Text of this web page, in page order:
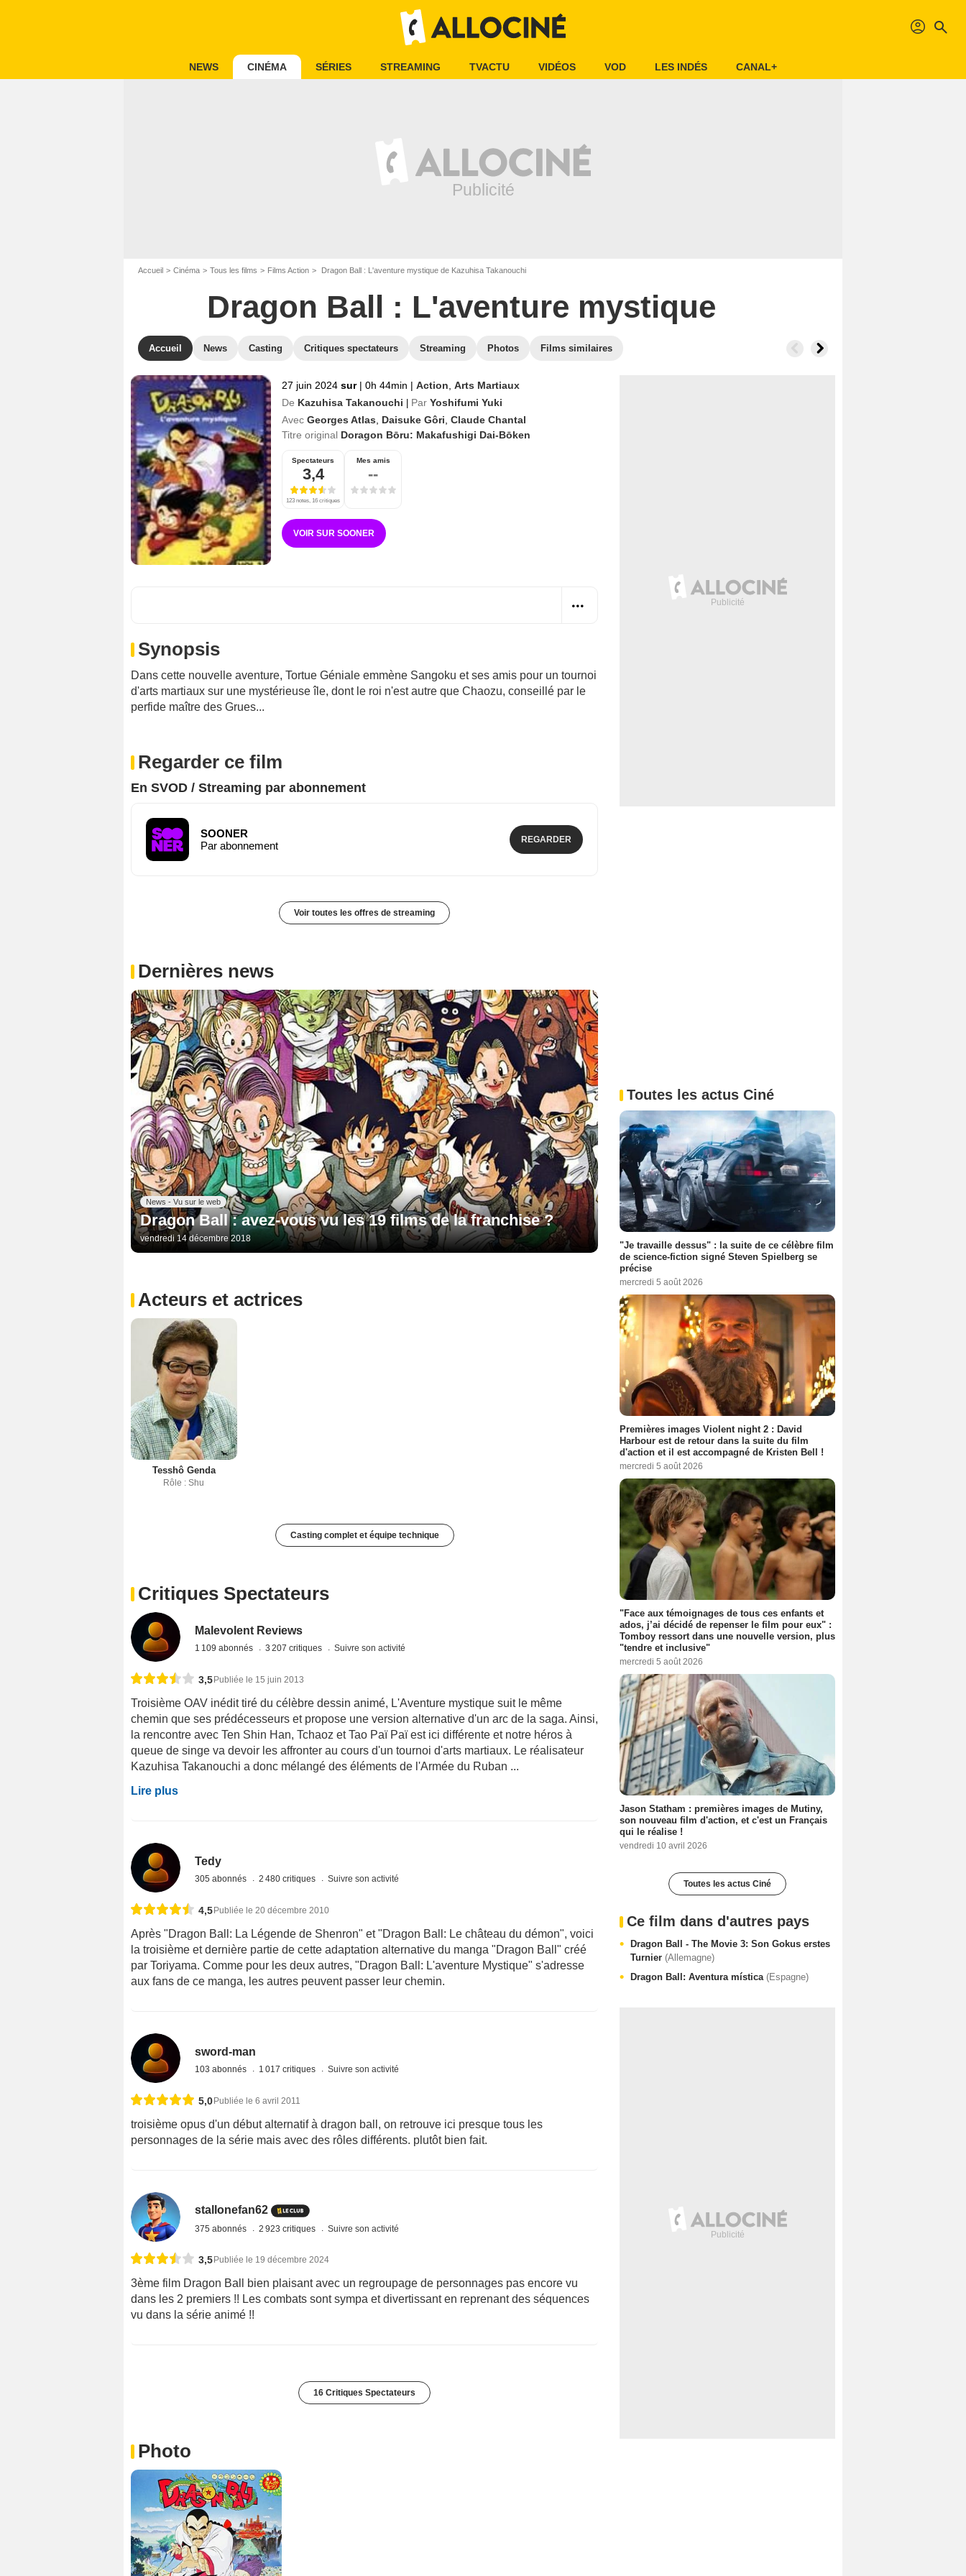
profil search
NEWS CINÉMA SÉRIES STREAMING TVACTU VIDÉOS VOD LES INDÉS CANAL+
Accueil Cinéma Tous les films Films Action Dragon Ball : L'aventure mystique de Kazuhisa Takanouchi
Dragon Ball : L'aventure mystique
Accueil News Casting Critiques spectateurs Streaming Photos Films similaires
27 juin 2024 sur | 0h 44min | Action Arts Martiaux
De Kazuhisa Takanouchi Par Yoshifumi Yuki
Avec Georges Atlas Daisuke Gôri Claude Chantal
Titre original Doragon Bōru: Makafushigi Dai-Bōken
Spectateurs
3,4
123 notes, 16 critiques
Mes amis
--
VOIR SUR SOONER
Synopsis
Dans cette nouvelle aventure, Tortue Géniale emmène Sangoku et ses amis pour un tournoi
d'arts martiaux sur une mystérieuse île, dont le roi n'est autre que Chaozu, conseillé par le
perfide maître des Grues...
Regarder ce film
En SVOD / Streaming par abonnement
SOONER
Par abonnement
REGARDER
Voir toutes les offres de streaming
Dernières news
News - Vu sur le web
Dragon Ball : avez-vous vu les 19 films de la franchise ?
vendredi 14 décembre 2018
Acteurs et actrices
Tesshô Genda
Rôle : Shu
Casting complet et équipe technique
Critiques Spectateurs
Malevolent Reviews
1 109 abonnés 3 207 critiques Suivre son activité
3,5Publiée le 15 juin 2013
Troisième OAV inédit tiré du célèbre dessin animé, L'Aventure mystique suit le même
chemin que ses prédécesseurs et propose une version alternative d'un arc de la saga. Ainsi,
la rencontre avec Ten Shin Han, Tchaoz et Tao Paï Paï est ici différente et notre héros à
queue de singe va devoir les affronter au cours d'un tournoi d'arts martiaux. Le réalisateur
Kazuhisa Takanouchi a donc mélangé des éléments de l'Armée du Ruban ...
Lire plus
Tedy
305 abonnés 2 480 critiques Suivre son activité
4,5Publiée le 20 décembre 2010
Après "Dragon Ball: La Légende de Shenron" et "Dragon Ball: Le château du démon", voici
la troisième et dernière partie de cette adaptation alternative du manga "Dragon Ball" créé
par Toriyama. Comme pour les deux autres, "Dragon Ball: L'aventure Mystique" s'adresse
aux fans de ce manga, les autres peuvent passer leur chemin.
sword-man
103 abonnés 1 017 critiques Suivre son activité
5,0Publiée le 6 avril 2011
troisième opus d'un début alternatif à dragon ball, on retrouve ici presque tous les
personnages de la série mais avec des rôles différents. plutôt bien fait.
stallonefan62
375 abonnés 2 923 critiques Suivre son activité
3,5Publiée le 19 décembre 2024
3ème film Dragon Ball bien plaisant avec un regroupage de personnages pas encore vu
dans les 2 premiers !! Les combats sont sympa et divertissant en reprenant des séquences
vu dans la série animé !!
16 Critiques Spectateurs
Photo
Toutes les actus Ciné
"Je travaille dessus" : la suite de ce célèbre film
de science-fiction signé Steven Spielberg se
précise
mercredi 5 août 2026
Premières images Violent night 2 : David
Harbour est de retour dans la suite du film
d'action et il est accompagné de Kristen Bell !
mercredi 5 août 2026
"Face aux témoignages de tous ces enfants et
ados, j’ai décidé de repenser le film pour eux" :
Tomboy ressort dans une nouvelle version, plus
"tendre et inclusive"
mercredi 5 août 2026
Jason Statham : premières images de Mutiny,
son nouveau film d'action, et c'est un Français
qui le réalise !
vendredi 10 avril 2026
Toutes les actus Ciné
Ce film dans d'autres pays
Dragon Ball - The Movie 3: Son Gokus erstes
Turnier (Allemagne)
Dragon Ball: Aventura mística (Espagne)